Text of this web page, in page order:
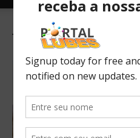
Tag: LMC Endurance